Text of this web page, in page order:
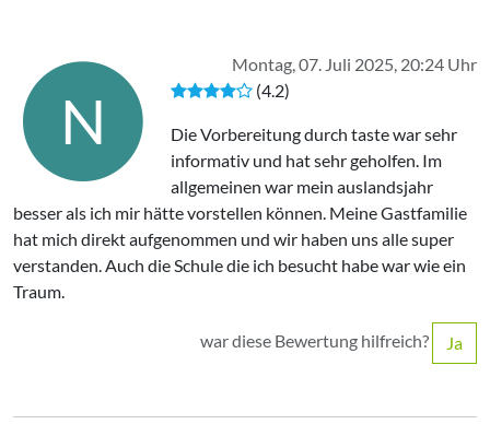
N
Montag, 07. Juli 2025, 20:24 Uhr
(4.2)
Die Vorbereitung durch taste war sehr
informativ und hat sehr geholfen. Im
allgemeinen war mein auslandsjahr
besser als ich mir hätte vorstellen können. Meine Gastfamilie
hat mich direkt aufgenommen und wir haben uns alle super
verstanden. Auch die Schule die ich besucht habe war wie ein
Traum.
war diese Bewertung hilfreich? Ja